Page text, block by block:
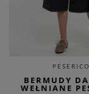
PESERICO
BERMUDY
WEŁNIANE